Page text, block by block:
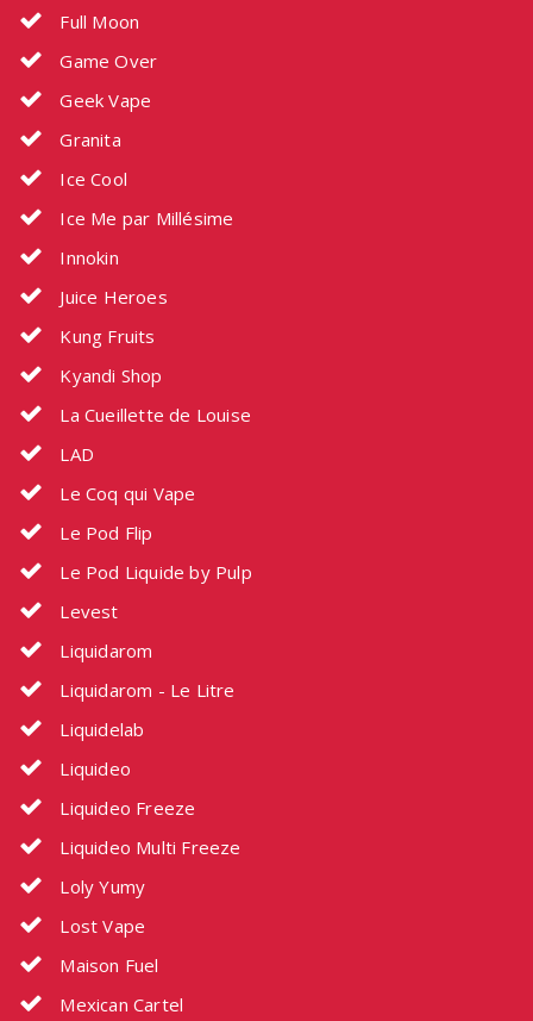
Full Moon
Game Over
Geek Vape
Granita
Ice Cool
Ice Me par Millésime
Innokin
Juice Heroes
Kung Fruits
Kyandi Shop
La Cueillette de Louise
LAD
Le Coq qui Vape
Le Pod Flip
Le Pod Liquide by Pulp
Levest
Liquidarom
Liquidarom - Le Litre
Liquidelab
Liquideo
Liquideo Freeze
Liquideo Multi Freeze
Loly Yumy
Lost Vape
Maison Fuel
Mexican Cartel